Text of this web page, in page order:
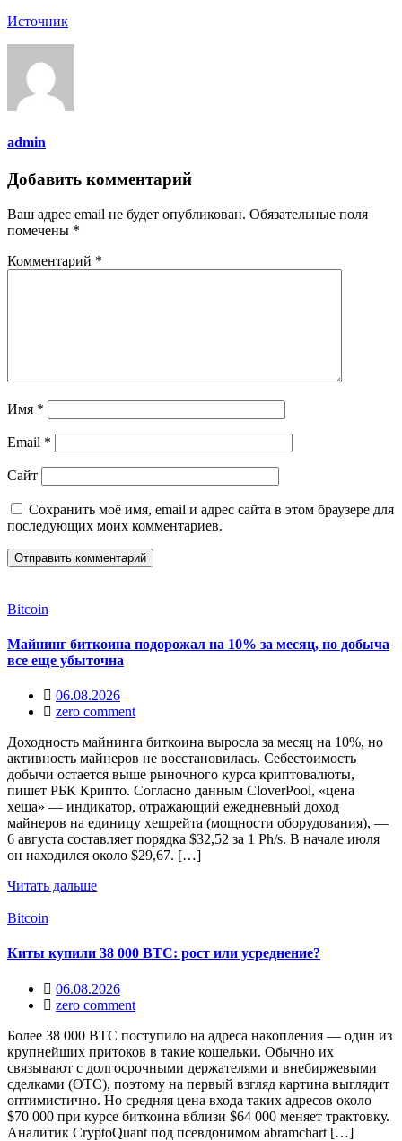
Источник
admin
Добавить комментарий
Ваш адрес email не будет опубликован. Обязательные поля
помечены *
Комментарий *
Имя *
Email *
Сайт
Сохранить моё имя, email и адрес сайта в этом браузере для
последующих моих комментариев.
Bitcoin
Майнинг биткоина подорожал на 10% за месяц, но добыча
все еще убыточна
06.08.2026
zero comment
Доходность майнинга биткоина выросла за месяц на 10%, но
активность майнеров не восстановилась. Себестоимость
добычи остается выше рыночного курса криптовалюты,
пишет РБК Крипто. Согласно данным CloverPool, «цена
хеша» — индикатор, отражающий ежедневный доход
майнеров на единицу хешрейта (мощности оборудования), —
6 августа составляет порядка $32,52 за 1 Ph/s. В начале июля
он находился около $29,67. […]
Читать дальше
Bitcoin
Киты купили 38 000 BTC: рост или усреднение?
06.08.2026
zero comment
Более 38 000 BTC поступило на адреса накопления — один из
крупнейших притоков в такие кошельки. Обычно их
связывают с долгосрочными держателями и внебиржевыми
сделками (OTC), поэтому на первый взгляд картина выглядит
оптимистично. Но средняя цена входа таких адресов около
$70 000 при курсе биткоина вблизи $64 000 меняет трактовку.
Аналитик CryptoQuant под псевдонимом abramchart […]